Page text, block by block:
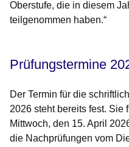
Oberstufe, die in diesem
teilgenommen haben.“
Prüfungstermine
Der Termin für die
2026 steht bereits fest. Sie
Mittwoch, den 15. April
die Nachprüfungen vom